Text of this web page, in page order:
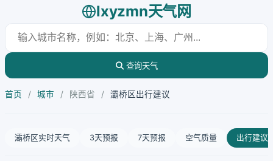
lxyzmn天气网
查询天气
首页 / 城市 / 陕西省 / 灞桥区出行建议
灞桥区实时天气 3天预报 7天预报 空气质量 出行建议